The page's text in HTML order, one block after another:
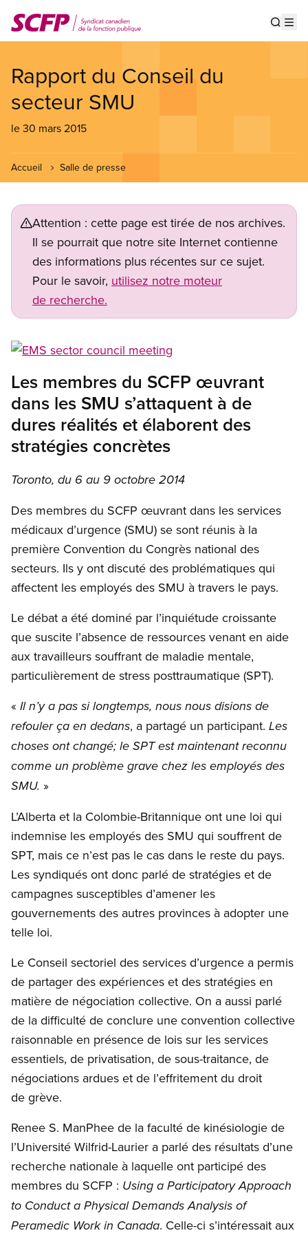
au
contenu
Rapport du Conseil du
secteur SMU
le 30 mars 2015
Accueil Salle de presse
Attention : cette page est tirée de nos archives.
Il se pourrait que notre site Internet contienne
des informations plus récentes sur ce sujet.
Pour le savoir, utilisez notre moteur
de recherche.
Les membres du SCFP œuvrant
dans les SMU s’attaquent à de
dures réalités et élaborent des
stratégies concrètes
Toronto, du 6 au 9 octobre 2014
Des membres du SCFP œuvrant dans les services
médicaux d’urgence (SMU) se sont réunis à la
première Convention du Congrès national des
secteurs. Ils y ont discuté des problématiques qui
affectent les employés des SMU à travers le pays.
Le débat a été dominé par l’inquiétude croissante
que suscite l’absence de ressources venant en aide
aux travailleurs souffrant de maladie mentale,
particulièrement de stress posttraumatique (SPT).
« Il n’y a pas si longtemps, nous nous disions de
refouler ça en dedans, a partagé un participant. Les
choses ont changé; le SPT est maintenant reconnu
comme un problème grave chez les employés des
SMU. »
L’Alberta et la Colombie-Britannique ont une loi qui
indemnise les employés des SMU qui souffrent de
SPT, mais ce n’est pas le cas dans le reste du pays.
Les syndiqués ont donc parlé de stratégies et de
campagnes susceptibles d’amener les
gouvernements des autres provinces à adopter une
telle loi.
Le Conseil sectoriel des services d’urgence a permis
de partager des expériences et des stratégies en
matière de négociation collective. On a aussi parlé
de la difficulté de conclure une convention collective
raisonnable en présence de lois sur les services
essentiels, de privatisation, de sous-traitance, de
négociations ardues et de l’effritement du droit
de grève.
Renee S. ManPhee de la faculté de kinésiologie de
l’Université Wilfrid-Laurier a parlé des résultats d’une
recherche nationale à laquelle ont participé des
membres du SCFP : Using a Participatory Approach
to Conduct a Physical Demands Analysis of
Peramedic Work in Canada. Celle-ci s’intéressait aux